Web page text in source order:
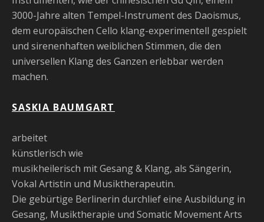
3000-Jahre alten Tempel-Instrument des Daoismus,
dem europäischen Cello klang-experimentell gespielt
und sirenenhaften weiblichen Stimmen, die den
universellen Klang des Ganzen erlebbar werden
machen.
SASKIA BAUMGART
arbeitet
künstlerisch wie
musikheilerisch mit Gesang & Klang, als Sängerin,
Vokal Artistin und Musiktherapeutin.
Die gebürtige Berlinerin durchlief eine Ausbildung in
Gesang, Musiktherapie und Somatic Movement Arts